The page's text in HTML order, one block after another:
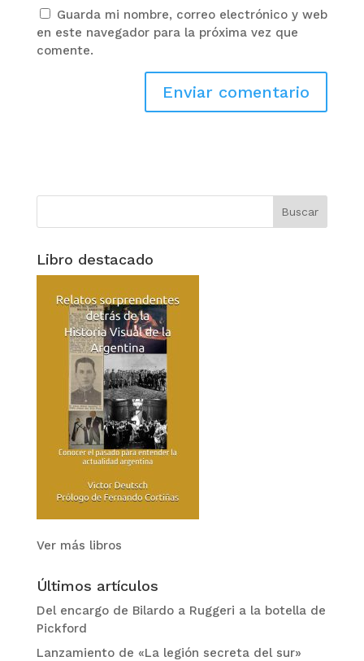
Guarda mi nombre, correo electrónico y web
en este navegador para la próxima vez que
comente.
Libro destacado
Ver más libros
Últimos artículos
Del encargo de Bilardo a Ruggeri a la botella de
Pickford
Lanzamiento de «La legión secreta del sur»